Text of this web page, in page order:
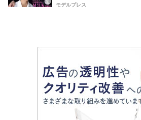
モデルプレス